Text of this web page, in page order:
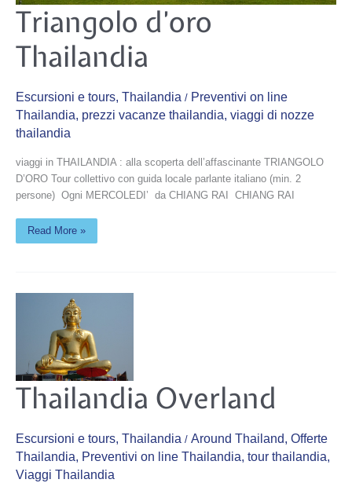
Triangolo d’oro
Thailandia
Escursioni e tours, Thailandia / Preventivi on line
Thailandia, prezzi vacanze thailandia, viaggi di nozze
thailandia
viaggi in THAILANDIA : alla scoperta dell’affascinante TRIANGOLO
D’ORO Tour collettivo con guida locale parlante italiano (min. 2
persone) Ogni MERCOLEDI’ da CHIANG RAI CHIANG RAI
Triangolo
d’oro
Thailandia
Read More »
Thailandia Overland
Escursioni e tours, Thailandia / Around Thailand, Offerte
Thailandia, Preventivi on line Thailandia, tour thailandia,
Viaggi Thailandia
Thailandia
Overland